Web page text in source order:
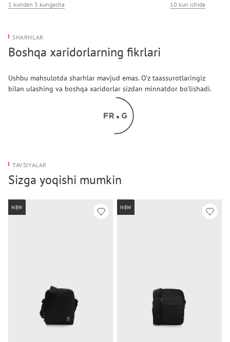
1 kundan 3 kungacha
10 kun ichida
SHARHLAR
Boshqa xaridorlarning fikrlari
Ushbu mahsulotda sharhlar mavjud emas. O'z taassurotlaringiz
bilan ulashing va boshqa xaridorlar sizdan minnatdor bo'lishadi.
TAVSIYALAR
Sizga yoqishi mumkin
NEW NEW